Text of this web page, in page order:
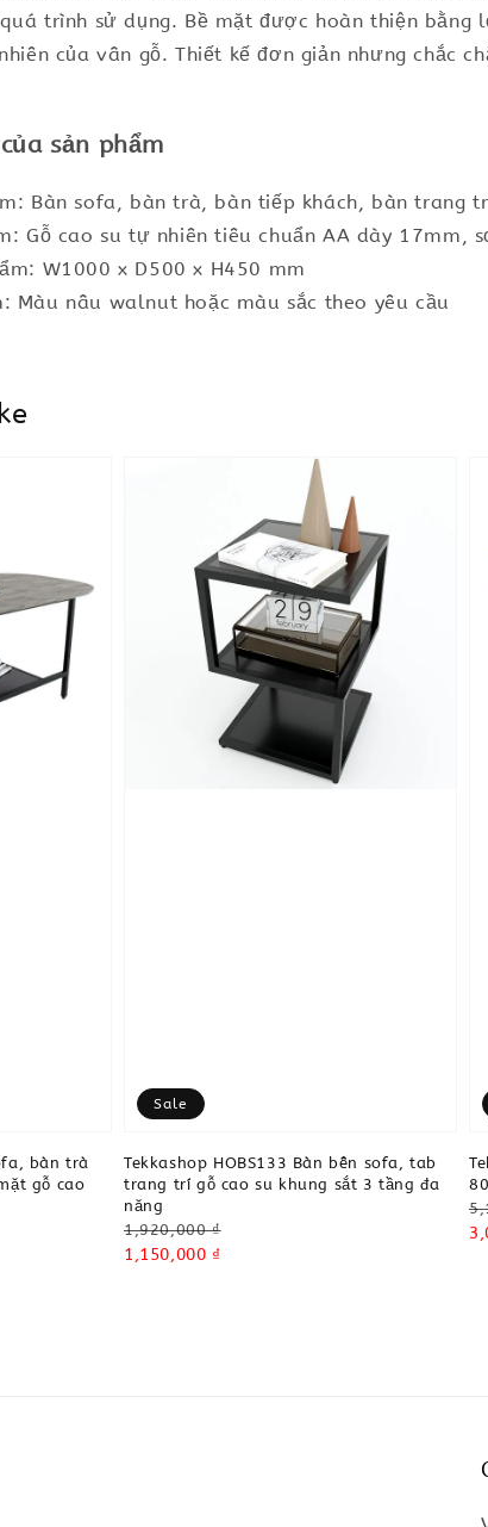
trình sử dụng. Bề mặt được hoàn thiện
của vân gỗ. Thiết kế đơn giản nhưng chắc
sản phẩm
Bàn sofa, bàn trà, bàn tiếp khách, bàn trang
Gỗ cao su tự nhiên tiêu chuẩn AA dày 17mm,
W1000 x D500 x H450 mm
Màu nâu walnut hoặc màu sắc theo yêu cầu
bàn trà
gỗ cao
Sale
Tekkashop HOBS133 Bàn bên sofa, tab
trang trí gỗ cao su khung sắt 3 tầng đa
năng
Regular
price
1,920,000 ₫
Sale
1,150,000 ₫